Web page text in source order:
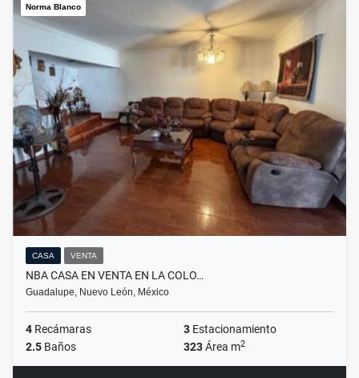
Norma Blanco
CASA VENTA
NBA CASA EN VENTA EN LA COLO…
Guadalupe, Nuevo León, México
4 Recámaras 3 Estacionamiento
2.5 Baños 323Área m2